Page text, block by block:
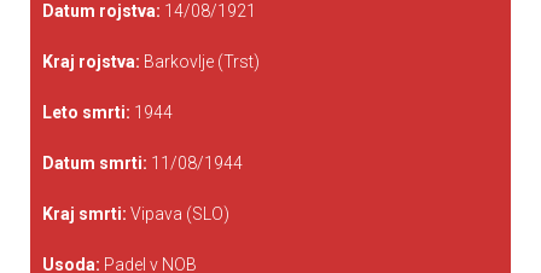
Datum rojstva: 14/08/1921
Kraj rojstva: Barkovlje (Trst)
Leto smrti: 1944
Datum smrti: 11/08/1944
Kraj smrti: Vipava (SLO)
Usoda: Padel v NOB